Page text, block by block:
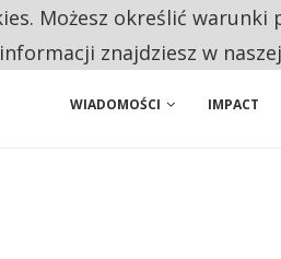
WIELU KANDYDATÓW NIE
WIADOMOŚCI IMPACT
Możesz określić
znajdziesz w